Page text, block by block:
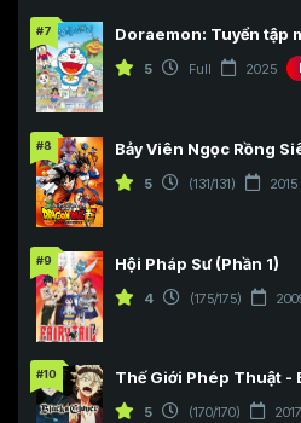
#7 Doraemon: Tuyển tập
5 Full 2025
#8 Bảy Viên Ngọc Rồng
5 (131/131) 2015
#9 Hội Pháp Sư (Phần 1)
4 (175/175)
#10 Thế Giới Phép Thuật -
5 (170/170) 2017